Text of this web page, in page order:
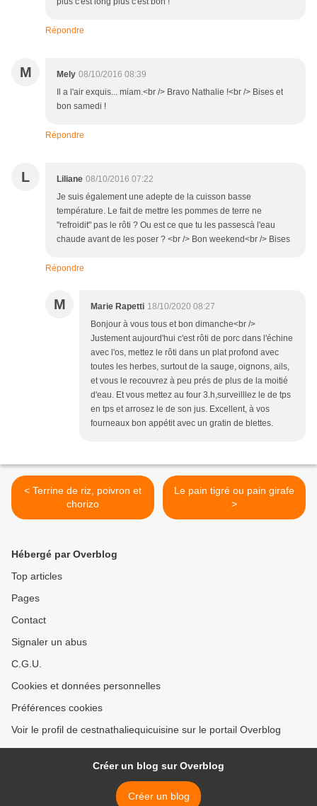
Répondre
M Mely 08/10/2016 08:39
Il a l'air exquis... miam.<br /> Bravo Nathalie !<br /> Bises et
bon samedi !
Répondre
L Liliane 08/10/2016 07:22
Je suis également une adepte de la cuisson basse
température. Le fait de mettre les pommes de terre ne
"refroidit" pas le rôti ? Ou est ce que tu les passescà l'eau
chaude avant de les poser ? <br /> Bon weekend<br /> Bises
Répondre
M Marie Rapetti 18/10/2020 08:27
Bonjour à vous tous et bon dimanche<br />
Justement aujourd'hui c'est rôti de porc dans l'échine
avec l'os, mettez le rôti dans un plat profond avec
toutes les herbes, surtout de la sauge, oignons, ails,
et vous le recouvrez à peu prés de plus de la moitié
d'eau. Et vous mettez au four 3.h,surveilllez le de tps
en tps et arrosez le de son jus. Excellent, à vos
fourneaux bon appétit avec un gratin de blettes.
< Terrine de riz, poivron et
chorizo
Le pain tigré ou pain girafe
>
Hébergé par Overblog
Top articles
Pages
Contact
Signaler un abus
C.G.U.
Cookies et données personnelles
Préférences cookies
Voir le profil de cestnathaliequicuisine sur le portail Overblog
Créer un blog sur Overblog
Créer un blog